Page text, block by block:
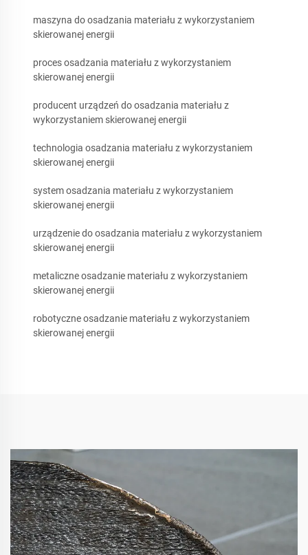
maszyna do osadzania materiału z wykorzystaniem
skierowanej energii
proces osadzania materiału z wykorzystaniem
skierowanej energii
producent urządzeń do osadzania materiału z
wykorzystaniem skierowanej energii
technologia osadzania materiału z wykorzystaniem
skierowanej energii
system osadzania materiału z wykorzystaniem
skierowanej energii
urządzenie do osadzania materiału z wykorzystaniem
skierowanej energii
metaliczne osadzanie materiału z wykorzystaniem
skierowanej energii
robotyczne osadzanie materiału z wykorzystaniem
skierowanej energii